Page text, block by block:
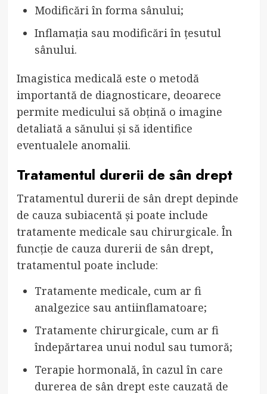
Modificări în forma sânului;
Inflamația sau modificări în țesutul
sânului.
Imagistica medicală este o metodă
importantă de diagnosticare, deoarece
permite medicului să obțină o imagine
detaliată a sănului și să identifice
eventualele anomalii.
Tratamentul durerii de sân drept
Tratamentul durerii de sân drept depinde
de cauza subiacentă și poate include
tratamente medicale sau chirurgicale. În
funcție de cauza durerii de sân drept,
tratamentul poate include:
Tratamente medicale, cum ar fi
analgezice sau antiinflamatoare;
Tratamente chirurgicale, cum ar fi
îndepărtarea unui nodul sau tumoră;
Terapie hormonală, în cazul în care
durerea de sân drept este cauzată de